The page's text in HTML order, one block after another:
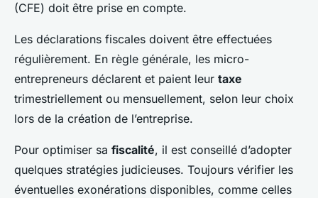
(CFE) doit être prise en compte.
Les déclarations fiscales doivent être effectuées
régulièrement. En règle générale, les micro-
entrepreneurs déclarent et paient leur taxe
trimestriellement ou mensuellement, selon leur choix
lors de la création de l’entreprise.
Pour optimiser sa fiscalité, il est conseillé d’adopter
quelques stratégies judicieuses. Toujours vérifier les
éventuelles exonérations disponibles, comme celles